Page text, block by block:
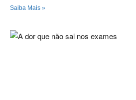
Saiba Mais »